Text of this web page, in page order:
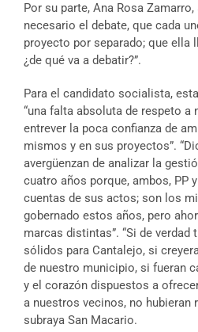
Por su parte, Ana Rosa
necesario el debate, que cada
proyecto por separado; que ella
¿de qué va a debatir?”.
Para el candidato socialista,
“una falta absoluta de respeto a
entrever la poca confianza de
mismos y en sus proyectos”.
avergüenzan de analizar la
cuatro años porque, ambos, PP
cuentas de sus actos; son los
gobernado estos años, pero
marcas distintas”. “Si de verdad
sólidos para Cantalejo, si
de nuestro municipio, si fueran
y el corazón dispuestos a
a nuestros vecinos, no hubieran
subraya San Macario.